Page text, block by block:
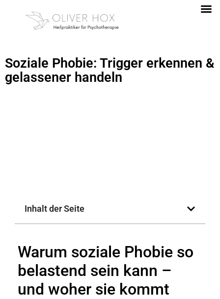
Soziale Phobie: Trigger erkennen &
gelassener handeln
Inhalt der Seite
Warum soziale Phobie so
belastend sein kann –
und woher sie kommt